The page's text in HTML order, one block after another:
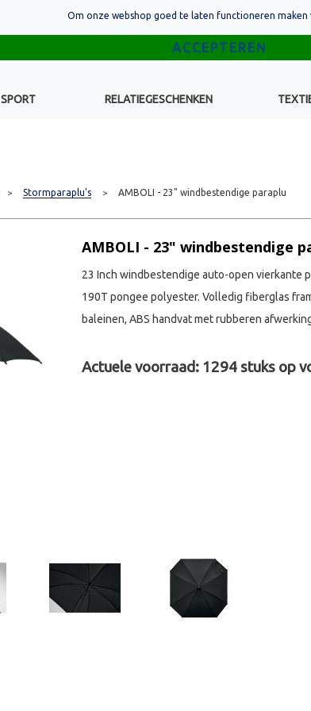
SPORT RELATIEGESCHENKEN
> Stormparaplu's > AMBOLI - 23" windbestendige paraplu
AMBOLI - 23" windbestendige
23 Inch windbestendige auto-open vierkante
190T pongee polyester. Volledig fiberglas
baleinen, ABS handvat met rubberen
Actuele voorraad: 1294stuks op
Om onze webshop goed te laten functioneren maken